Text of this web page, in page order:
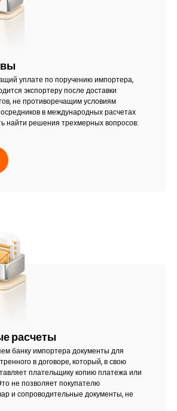
уплате по поручению импортера,
экспортеру после доставки
не противоречащим условиям
в международных расчетах
найти решения трехмерных вопросов:
расчеты
банку импортера документы для
в договоре, который, в свою
плательщику копию платежа или
не позволяет покупателю
и сопроводительные документы, не